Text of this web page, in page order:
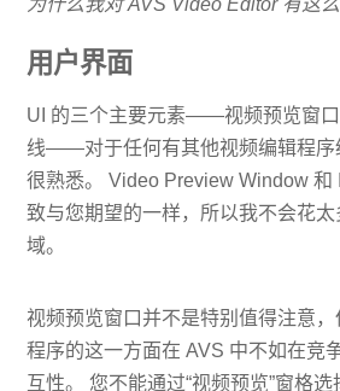
用户界面
UI 的三个主要元素——视频预览窗口
线——对于任何有其他视频编辑程序
很熟悉。 Video Preview Window 和
致与您期望的一样，所以我不会花
域。
视频预览窗口并不是特别值得注意
程序的这一方面在 AVS 中不如在竞
互性。 您不能通过“视频预览”窗格